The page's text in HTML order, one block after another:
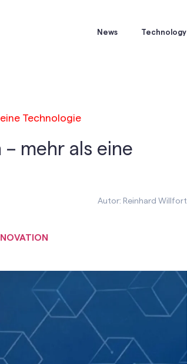
News Technology
Technologie
– mehr als eine
Autor: Reinhard Willfort